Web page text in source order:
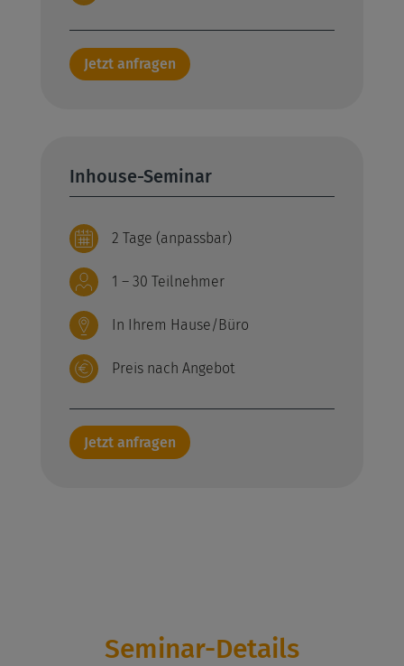
Jetzt anfragen
Inhouse-Seminar
2 Tage (anpassbar)
1 – 30 Teilnehmer
In Ihrem Hause/Büro
Preis nach Angebot
Jetzt anfragen
Seminar-Details